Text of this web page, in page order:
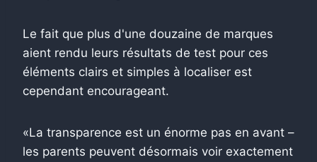
Le fait que plus d'une douzaine de marques
aient rendu leurs résultats de test pour ces
éléments clairs et simples à localiser est
cependant encourageant.
«La transparence est un énorme pas en avant –
les parents peuvent désormais voir exactement